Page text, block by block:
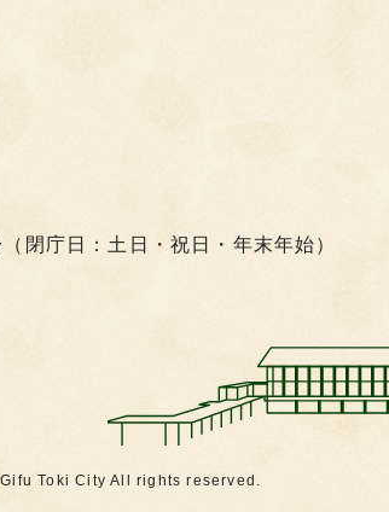
閉庁日：土日・祝日・年末年始）
Toki City All rights reserved.